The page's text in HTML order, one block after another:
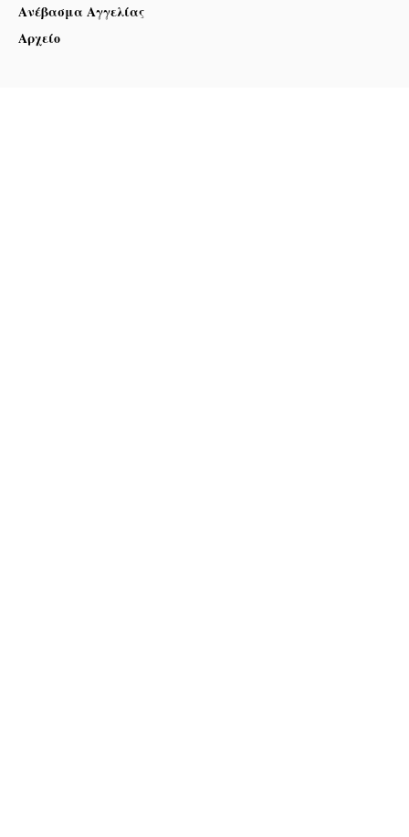
Ανέβασμα Αγγελίας
Αρχείο